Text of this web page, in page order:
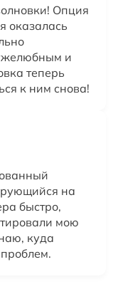
Опция
оказалась
и
теперь
к ним снова!
на
быстро,
мою
куда